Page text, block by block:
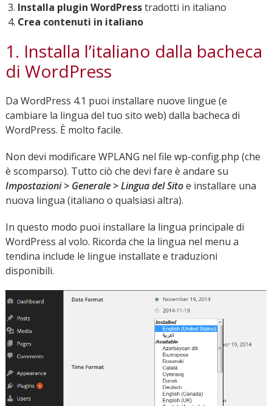
Installa plugin WordPresstradotti in italiano
Crea contenuti in italiano
1. Installa l’italiano dalla bacheca
di WordPress
Da WordPress 4.1 puoi installare nuove lingue (e
cambiare la lingua del tuo sito web) dalla bacheca di
WordPress. È molto facile.
Non devi modificare WPLANG nel file wp-config.php (che
è scomparso). Tutto ciò che devi fare è andare su
Impostazioni > Generale > Lingua del Sitoe installare una
nuova lingua (italiano o qualsiasi altra).
In questo modo puoi installare la lingua principale di
WordPress al volo. Ricorda che la lingua nel menu a
tendina include le lingue installate e traduzioni
disponibili.